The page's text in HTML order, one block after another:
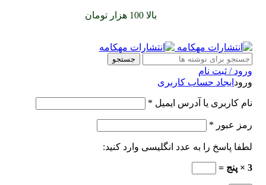
بالا 100 هزار تومان
جستجو
ورود / ثبت نام
ورود ایجاد حساب کاربری
نام کاربری یا آدرس ایمیل *
رمز عبور *
لطفا پاسخ را به عدد انگلیسی وارد کنید:
3 × پنج =